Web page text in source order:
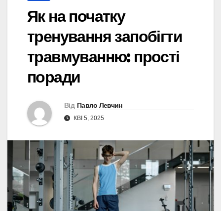
Як на початку
тренування запобігти
травмуванню: прості
поради
Від Павло Левчин
КВІ 5, 2025